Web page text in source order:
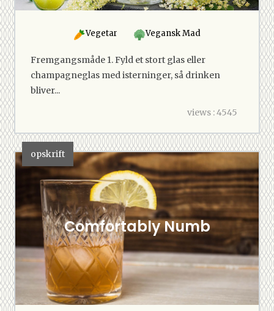
Vegetar Vegansk Mad
Fremgangsmåde 1. Fyld et stort glas eller
champagneglas med isterninger, så drinken
bliver...
views : 4545
opskrift
Comfortably Numb